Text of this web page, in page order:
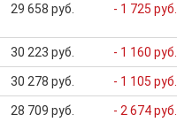
29 658 руб. - 1 725 руб.
30 223 руб. - 1 160 руб.
30 278 руб. - 1 105 руб.
28 709 руб. - 2 674 руб.